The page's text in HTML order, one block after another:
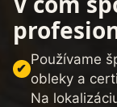
Používame
obleky a
Na